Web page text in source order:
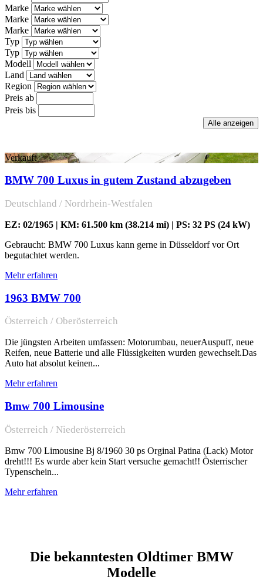
Marke
Marke
Marke
Typ
Typ
Modell
Land
Region
Preis ab
Preis bis
Verkauft
BMW 700 Luxus in gutem Zustand abzugeben
Deutschland / Nordrhein-Westfalen
EZ: 02/1965 | KM: 61.500 km (38.214 mi) | PS: 32 PS (24 kW)
Gebraucht: BMW 700 Luxus kann gerne in Düsseldorf vor Ort
begutachtet werden.
Mehr erfahren
1963 BMW 700
Österreich / Oberösterreich
Die jüngsten Arbeiten umfassen: Motorumbau, neuerAuspuff, neue
Reifen, neue Batterie und alle Flüssigkeiten wurden gewechselt.Das
Auto hat absolut keinen...
Mehr erfahren
Bmw 700 Limousine
Österreich / Niederösterreich
Bmw 700 Limousine Bj 8/1960 30 ps Orginal Patina (Lack) Motor
dreht!!! Es wurde aber kein Start versuche gemacht!! Österrischer
Typenschein...
Mehr erfahren
Die bekanntesten Oldtimer BMW
Modelle